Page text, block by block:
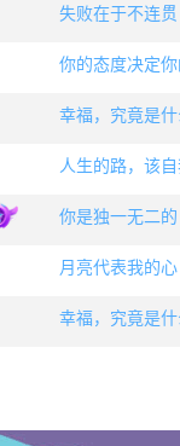
失败在于不连贯
你的态度决定
幸福，究竟是
人生的路，该
你是独一无二
月亮代表我的心
幸福，究竟是